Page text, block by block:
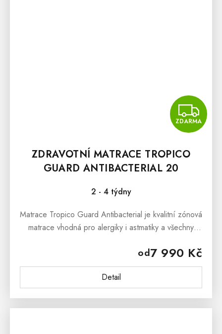
ZDARMA
ZDRAVOTNÍ MATRACE TROPICO
GUARD ANTIBACTERIAL 20
2 - 4 týdny
od7 990 Kč
Detail
Matrace Tropico Guard Antibacterial je kvalitní zónová
matrace vhodná pro alergiky i astmatiky a všechny